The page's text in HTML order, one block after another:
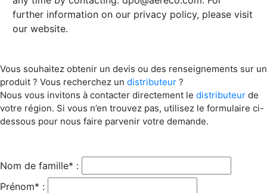
further information on our privacy policy, please visit
our website.
Vous souhaitez obtenir un devis ou des renseignements sur un
produit ? Vous recherchez un distributeur ?
Nous vous invitons à contacter directement le distributeur de
votre région. Si vous n’en trouvez pas, utilisez le formulaire ci-
dessous pour nous faire parvenir votre demande.
Nom de famille* :
Prénom* :